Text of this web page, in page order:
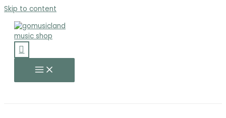
Skip to content